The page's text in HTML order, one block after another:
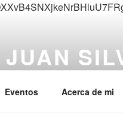
JUAN
Eventos Acerca de mi